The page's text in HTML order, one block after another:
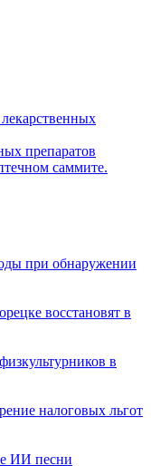
препаратов
саммите.
при обнаружении
восстановят в
в
налоговых льгот
ИИ песни